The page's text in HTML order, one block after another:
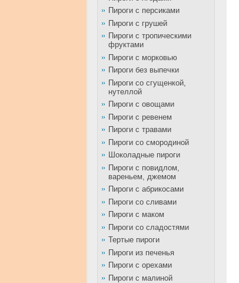
Пироги с персиками
Пироги с грушей
Пироги с тропическими
фруктами
Пироги с морковью
Пироги без выпечки
Пироги со сгущенкой,
нутеллой
Пироги с овощами
Пироги с ревенем
Пироги с травами
Пироги со смородиной
Шоколадные пироги
Пироги с повидлом,
вареньем, джемом
Пироги с абрикосами
Пироги со сливами
Пироги с маком
Пироги со сладостями
Тертые пироги
Пироги из печенья
Пироги с орехами
Пироги с малиной